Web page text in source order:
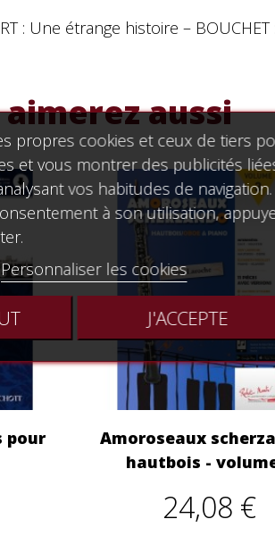
: Une étrange histoire – BOUCHET
aussi
pour
Amoroseaux
hautbois -
24,08 €
propres cookies et ceux de tiers
et vous montrer des publicités
vos habitudes de navigation.
à son utilisation,
Personnaliser les cookies
J'ACCEPTE